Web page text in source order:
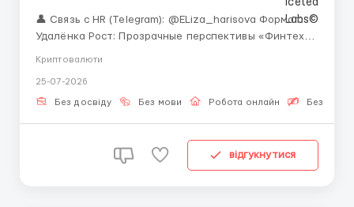
👤 Связь с HR (Telegram): @ELiza_harisova Формат:
Удалёнка Рост: Прозрачные перспективы «Финтех —
частью.» Когда трейдер нажимает кнопку «Купить»,
запускается сложный процесс:...
Криптовалюти
25-07-2026
Без досвіду Без мови Робота онлайн
відгукнутися